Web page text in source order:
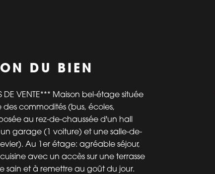
DU BIEN
DE VENTE*** Maison bel-étage située
commodités (bus, écoles,
au rez-de-chaussée d'un hall
garage (1 voiture) et une salle-de-
Au 1er étage: agréable séjour,
avec un accès sur une terrasse
sain et à remettre au goût du jour.